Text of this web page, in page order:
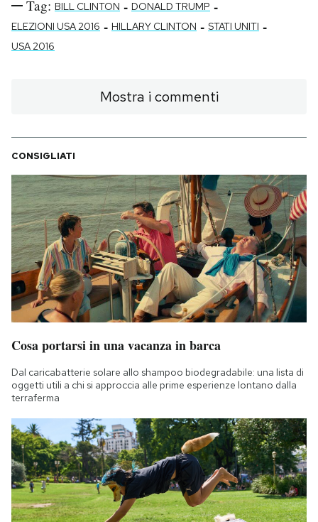
Tag: BILL CLINTON - DONALD TRUMP -
ELEZIONI USA 2016 - HILLARY CLINTON - STATI UNITI -
USA 2016
Mostra i commenti
CONSIGLIATI
Cosa portarsi in una vacanza in barca
Dal caricabatterie solare allo shampoo biodegradabile: una lista di
oggetti utili a chi si approccia alle prime esperienze lontano dalla
terraferma